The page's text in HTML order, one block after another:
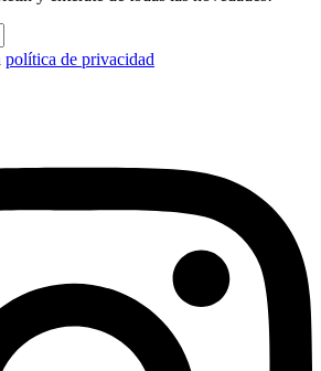
política de privacidad